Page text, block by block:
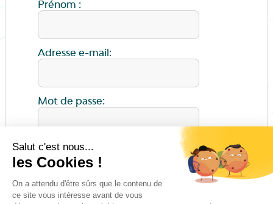
Prénom :
Adresse e-mail:
Mot de passe: